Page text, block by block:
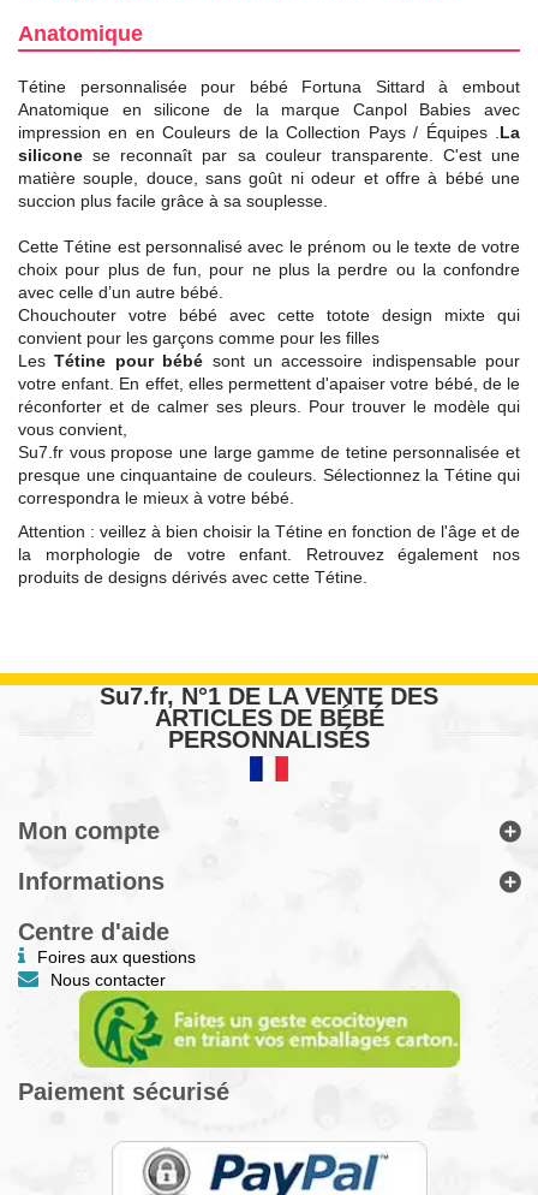
Anatomique
Tétine personnalisée pour bébé Fortuna Sittard à embout
Anatomique en silicone de la marque Canpol Babies avec
impression en en Couleurs de la Collection Pays / Équipes .La
siliconese reconnaît par sa couleur transparente. C'est une
matière souple, douce, sans goût ni odeur et offre à bébé une
succion plus facile grâce à sa souplesse.
Cette Tétine est personnalisé avec le prénom ou le texte de votre
choix pour plus de fun, pour ne plus la perdre ou la confondre
avec celle d’un autre bébé.
Chouchouter votre bébé avec cette totote design mixte qui
convient pour les garçons comme pour les filles
LesTétine pour bébé sont un accessoire indispensable pour
votre enfant. En effet, elles permettent d'apaiser votre bébé, de le
réconforter et de calmer ses pleurs. Pour trouver le modèle qui
vous convient,
Su7.fr vous propose une large gamme de tetine personnalisée et
presque une cinquantaine de couleurs. Sélectionnez la Tétine qui
correspondra le mieux à votre bébé.
Attention : veillez à bien choisir la Tétine en fonction de l'âge et de
la morphologie de votre enfant. Retrouvez également nos
produits de designs dérivés avec cette Tétine.
Su7.fr, N°1 DE LA VENTE DES
ARTICLES DE BÉBÉ
PERSONNALISÉS
Mon compte
Informations
Centre d'aide
Foires aux questions
Nous contacter
Paiement sécurisé